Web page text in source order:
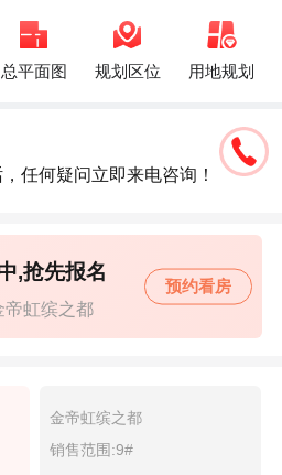
总平面图 规划区位 用地规划
任何疑问立即来电咨询！
帝虹缤之都
,抢先报名
预约看房
金帝虹缤之都
销售范围:9#